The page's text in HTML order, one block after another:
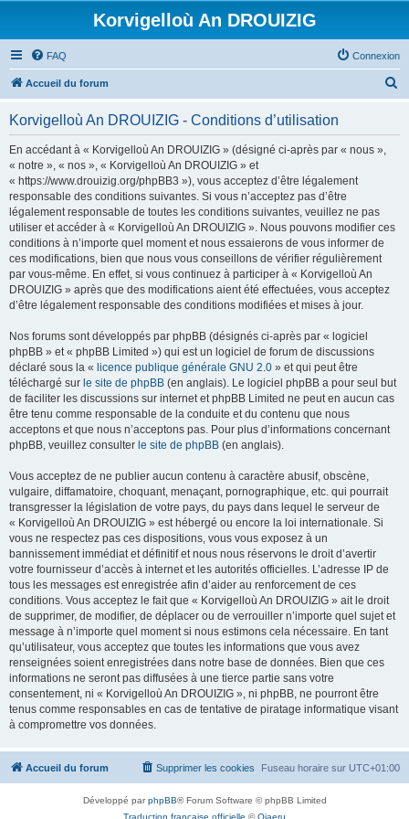
Korvigelloù An DROUIZIG
FAQ Connexion
Accueil du forum
Korvigelloù An DROUIZIG - Conditions d’utilisation
En accédant à « Korvigelloù An DROUIZIG » (désigné ci-après par « nous »,
« notre », « nos », « Korvigelloù An DROUIZIG » et
« https://www.drouizig.org/phpBB3 »), vous acceptez d’être légalement
responsable des conditions suivantes. Si vous n’acceptez pas d’être
légalement responsable de toutes les conditions suivantes, veuillez ne pas
utiliser et accéder à « Korvigelloù An DROUIZIG ». Nous pouvons modifier ces
conditions à n’importe quel moment et nous essaierons de vous informer de
ces modifications, bien que nous vous conseillons de vérifier régulièrement
par vous-même. En effet, si vous continuez à participer à « Korvigelloù An
DROUIZIG » après que des modifications aient été effectuées, vous acceptez
d’être légalement responsable des conditions modifiées et mises à jour.
Nos forums sont développés par phpBB (désignés ci-après par « logiciel
phpBB » et « phpBB Limited ») qui est un logiciel de forum de discussions
déclaré sous la « licence publique générale GNU 2.0 » et qui peut être
téléchargé sur le site de phpBB (en anglais). Le logiciel phpBB a pour seul but
de faciliter les discussions sur internet et phpBB Limited ne peut en aucun cas
être tenu comme responsable de la conduite et du contenu que nous
acceptons et que nous n’acceptons pas. Pour plus d’informations concernant
phpBB, veuillez consulter le site de phpBB (en anglais).
Vous acceptez de ne publier aucun contenu à caractère abusif, obscène,
vulgaire, diffamatoire, choquant, menaçant, pornographique, etc. qui pourrait
transgresser la législation de votre pays, du pays dans lequel le serveur de
« Korvigelloù An DROUIZIG » est hébergé ou encore la loi internationale. Si
vous ne respectez pas ces dispositions, vous vous exposez à un
bannissement immédiat et définitif et nous nous réservons le droit d’avertir
votre fournisseur d’accès à internet et les autorités officielles. L’adresse IP de
tous les messages est enregistrée afin d’aider au renforcement de ces
conditions. Vous acceptez le fait que « Korvigelloù An DROUIZIG » ait le droit
de supprimer, de modifier, de déplacer ou de verrouiller n’importe quel sujet et
message à n’importe quel moment si nous estimons cela nécessaire. En tant
qu’utilisateur, vous acceptez que toutes les informations que vous avez
renseignées soient enregistrées dans notre base de données. Bien que ces
informations ne seront pas diffusées à une tierce partie sans votre
consentement, ni « Korvigelloù An DROUIZIG », ni phpBB, ne pourront être
tenus comme responsables en cas de tentative de piratage informatique visant
à compromettre vos données.
Accueil du forum Fuseau horaire sur UTC+01:00
Supprimer les cookies
Développé parphpBB® Forum Software © phpBB Limited
Traduction française officielle ©Qiaeru